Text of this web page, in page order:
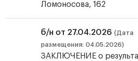
Ломоносова, 162
б/н от 27.04.2026 (Дата
размещения: 04.05.2026)
ЗАКЛЮЧЕНИЕ о